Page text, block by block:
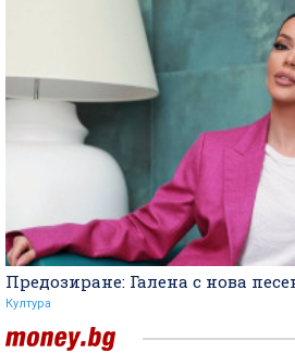
Предозиране: Галена с нова
Култура